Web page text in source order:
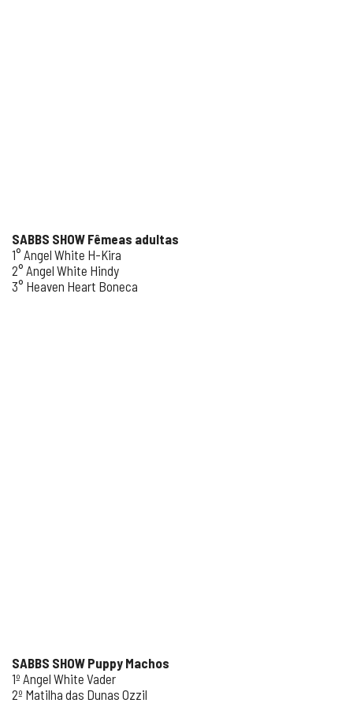
SABBS SHOW Fêmeas adultas
1° Angel White H-Kira
2° Angel White Hindy
3° Heaven Heart Boneca
SABBS SHOW Puppy Machos
1º Angel White Vader
2º Matilha das Dunas Ozzil